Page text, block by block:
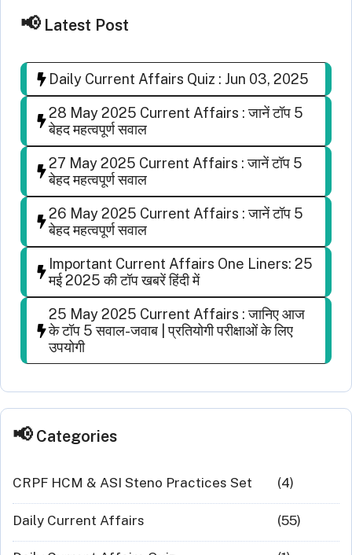
Latest Post
Daily Current Affairs Quiz : Jun 03, 2025
28 May 2025 Current Affairs : जानें टॉप 5
बेहद महत्वपूर्ण सवाल
27 May 2025 Current Affairs : जानें टॉप 5
बेहद महत्वपूर्ण सवाल
26 May 2025 Current Affairs : जानें टॉप 5
बेहद महत्वपूर्ण सवाल
Important Current Affairs One Liners: 25
मई 2025 की टॉप खबरें हिंदी में
25 May 2025 Current Affairs : जानिए आज
के टॉप 5 सवाल-जवाब | प्रतियोगी परीक्षाओं के लिए
उपयोगी
Categories
CRPF HCM & ASI Steno Practices Set (4)
Daily Current Affairs (55)